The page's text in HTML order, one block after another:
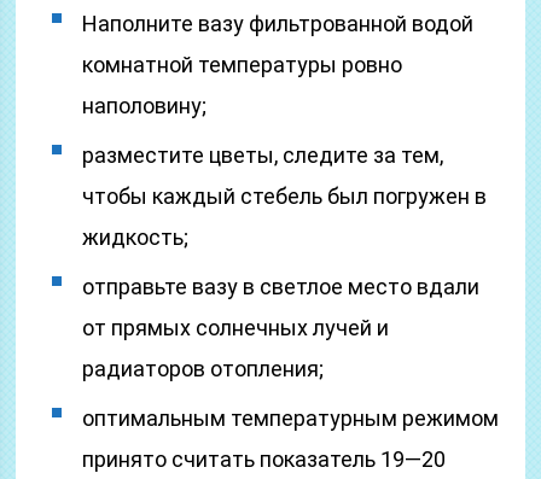
Наполните вазу фильтрованной водой
комнатной температуры ровно
наполовину;
разместите цветы, следите за тем,
чтобы каждый стебель был погружен в
жидкость;
отправьте вазу в светлое место вдали
от прямых солнечных лучей и
радиаторов отопления;
оптимальным температурным режимом
принято считать показатель 19—20